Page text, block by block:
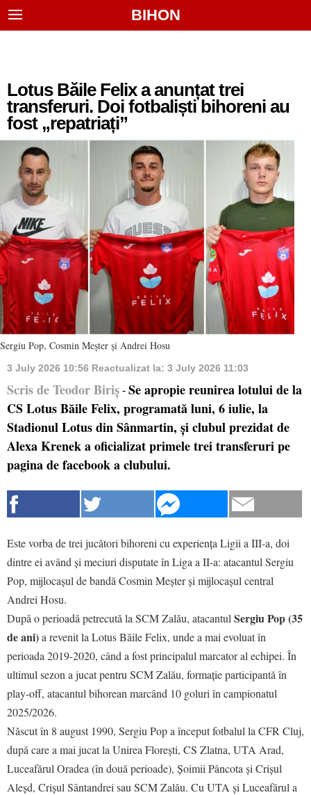
BIHON
Lotus Băile Felix a anunțat trei
transferuri. Doi fotbaliști bihoreni au
fost „repatriați”
Sergiu Pop, Cosmin Meșter și Andrei Hosu
3 July 2026 10:56 Reactualizat la: 3 July 2026 11:03
Scris de Teodor Biriș - Se apropie reunirea lotului de la
CS Lotus Băile Felix, programată luni, 6 iulie, la
Stadionul Lotus din Sânmartin, și clubul prezidat de
Alexa Krenek a oficializat primele trei transferuri pe
pagina de facebook a clubului.
Este vorba de trei jucători bihoreni cu experiența Ligii a III-a, doi
dintre ei având și meciuri disputate în Liga a II-a: atacantul Sergiu
Pop, mijlocașul de bandă Cosmin Meșter și mijlocașul central
Andrei Hosu.
După o perioadă petrecută la SCM Zalău, atacantul Sergiu Pop (35
de ani)a revenit la Lotus Băile Felix, unde a mai evoluat în
perioada 2019-2020, când a fost principalul marcator al echipei. În
ultimul sezon a jucat pentru SCM Zalău, formație participantă în
play-off, atacantul bihorean marcând 10 goluri în campionatul
2025/2026.
Născut în 8 august 1990, Sergiu Pop a început fotbalul la CFR Cluj,
după care a mai jucat la Unirea Florești, CS Zlatna, UTA Arad,
Luceafărul Oradea (în două perioade), Șoimii Pâncota și Crișul
Aleșd, Crișul Sântandrei sau SCM Zalău. Cu UTA și Luceafărul a